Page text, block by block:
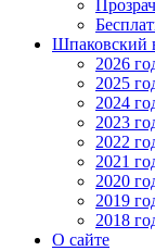
Шпаковский
2026
2025
2024
2023
2022
2021
2020
2019
2018
О сайте